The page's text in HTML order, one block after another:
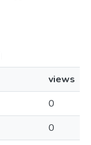
views
0
0